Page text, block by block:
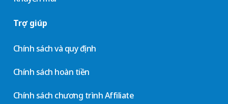
Trợ giúp
Chính sách và quy định
Chính sách hoàn tiền
Chính sách chương trình Affiliate